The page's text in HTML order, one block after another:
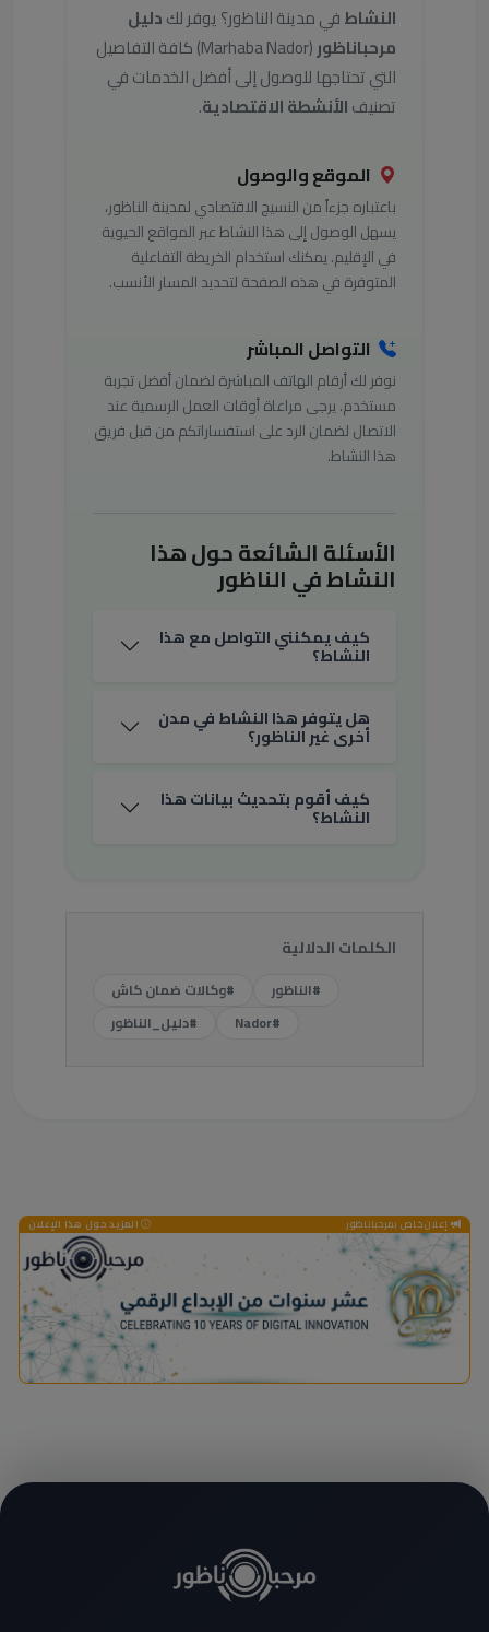
النشاطفي مدينة الناظور؟ يوفر لكدليل
مرحباناظور
(Marhaba Nador) كافة التفاصيل
التي تحتاجها للوصول إلى أفضل الخدمات في
تصنيفالأنشطة الاقتصادية.
الموقع والوصول
باعتباره جزءاً من النسيج الاقتصادي لمدينة الناظور،
يسهل الوصول إلى هذا النشاط عبر المواقع الحيوية
في الإقليم. يمكنك استخدام الخريطة التفاعلية
المتوفرة في هذه الصفحة لتحديد المسار الأنسب.
التواصل المباشر
نوفر لك أرقام الهاتف المباشرة لضمان أفضل تجربة
مستخدم. يرجى مراعاة أوقات العمل الرسمية عند
الاتصال لضمان الرد على استفساراتكم من قبل فريق
هذا النشاط.
الأسئلة الشائعة حول هذا
النشاط في الناظور
كيف يمكنني التواصل مع هذا
النشاط؟
هل يتوفر هذا النشاط في مدن
أخرى غير الناظور؟
كيف أقوم بتحديث بيانات هذا
النشاط؟
الكلمات الدلالية
#الناظور
#وكالات ضمان كاش
#Nador
#دليل_الناظور
إعلان خاص بمرحباناظور المزيد حول هذا الإعلان